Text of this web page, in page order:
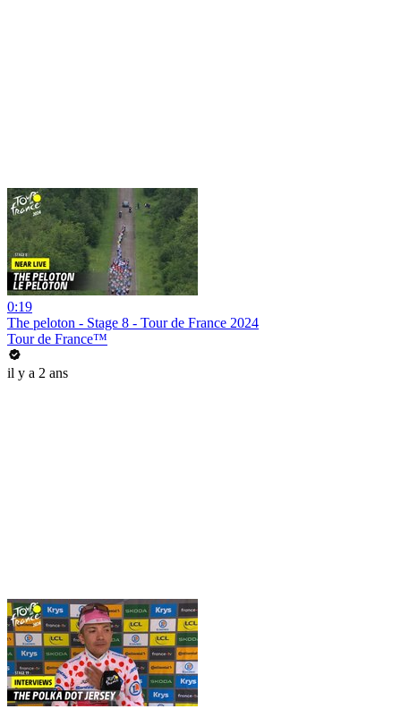
0:19
The peloton - Stage 8 - Tour de France 2024
Tour de France™
il y a 2 ans